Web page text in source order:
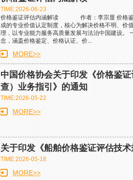
TIME:2026-06-23
价格鉴证评估内涵解读 作者：李宗显 价格鉴
成的专业价值认定制度，核心为解决价格不明、价
理，以专业能力服务高质量发展与法治中国建设。
念，涵盖价格鉴定、价格认证、价...
MORE>>
中国价格协会关于印发《价格鉴
查）业务指引》的通知
TIME:2026-05-22
MORE>>
关于印发《船舶价格鉴证评估技
TIME:2026-05-18
MORE>>